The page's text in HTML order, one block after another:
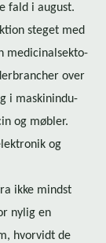
fald i august.
steget med
me­di­ci­nal­sek­to­
over
i ma­ski­nin­du­
og møbler.
og
ikke mindst
nylig en
hvorvidt de